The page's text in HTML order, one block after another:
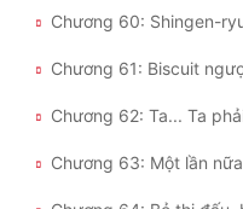
Chương 60: Shingen-
Chương 62: Ta... Ta
Chương 63: Một lần